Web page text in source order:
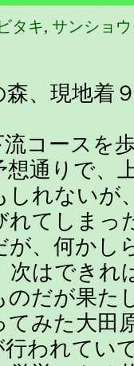
タキ, サンショ
、現地着
コースを
通りで、
しれないが
れてしま
が、何かし
はできれ
のだが果た
みた大田
われてい